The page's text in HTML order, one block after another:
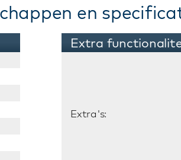
en
Extra
Extra's: